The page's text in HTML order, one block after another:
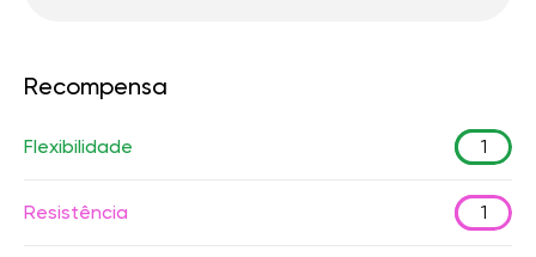
Recompensa
Flexibilidade 1
Resistência 1